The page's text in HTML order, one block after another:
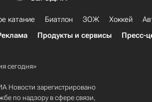
катание Биатлон ЗОЖ Хоккей
Продукты и сервисы Пресс-
сегодня»
Новости зарегистрировано
по надзору в сфере связи,